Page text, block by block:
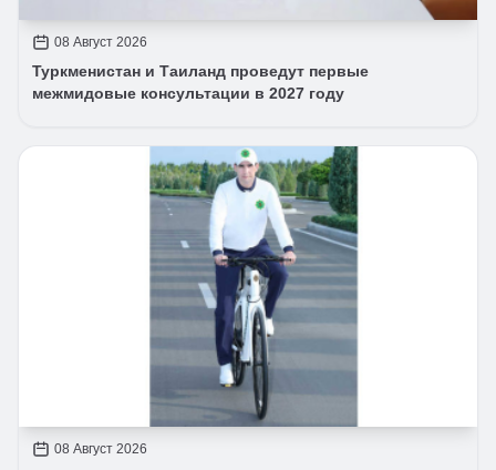
08 Август 2026
Туркменистан и Таиланд проведут первые
межмидовые консультации в 2027 году
08 Август 2026